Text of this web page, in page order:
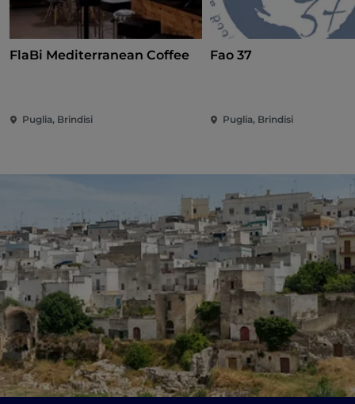
FlaBi Mediterranean Coffee
Puglia, Brindisi
Fao 37
Puglia, Brindisi